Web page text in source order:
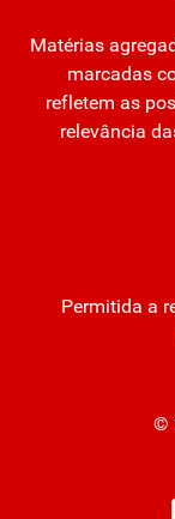
Matérias
marcadas
refletem as
relevância
Permitida a
©